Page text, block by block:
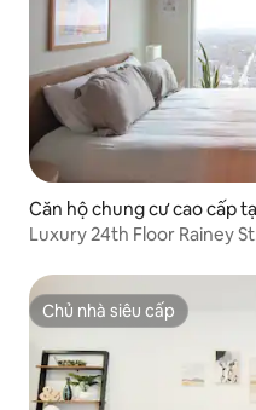
Căn hộ chung cư cao cấp
nLuxury 24th Floor Rainey
Chủ nhà siêu cấp
Chủ nhà siêu cấp